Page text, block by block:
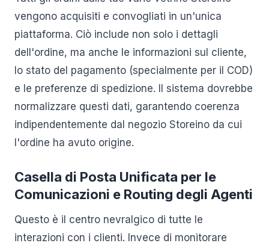
vengono acquisiti e convogliati in un'unica
piattaforma. Ciò include non solo i dettagli
dell'ordine, ma anche le informazioni sul cliente,
lo stato del pagamento (specialmente per il COD)
e le preferenze di spedizione. Il sistema dovrebbe
normalizzare questi dati, garantendo coerenza
indipendentemente dal negozio Storeino da cui
l'ordine ha avuto origine.
Casella di Posta Unificata per le
Comunicazioni e Routing degli Agenti
Questo è il centro nevralgico di tutte le
interazioni con i clienti. Invece di monitorare